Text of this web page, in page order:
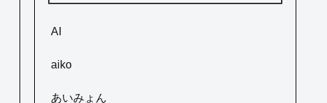
AI
aiko
あいみょん